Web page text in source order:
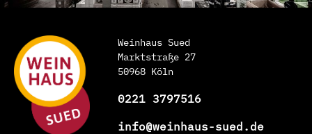
Weinhaus Sued
Marktstraße 27
50968 Köln
0221 3797516
info@weinhaus-sued.de